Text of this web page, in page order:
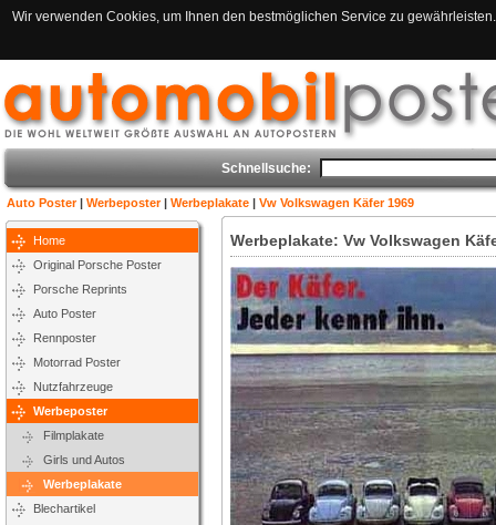
Wir verwenden Cookies, um Ihnen den bestmöglichen Service zu
Schnellsuche:
Auto Poster| Werbeposter| Werbeplakate | Vw Volkswagen Käfer 1969
Home
Original Porsche Poster
Porsche Reprints
Auto Poster
Rennposter
Motorrad Poster
Nutzfahrzeuge
Werbeposter
Filmplakate
Girls und Autos
Werbeplakate
Blechartikel
Werbeplakate: Vw Volkswagen